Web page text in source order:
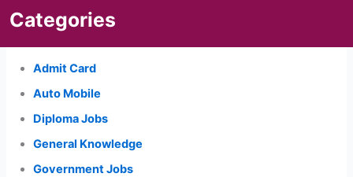
Categories
Admit Card
Auto Mobile
Diploma Jobs
General Knowledge
Government Jobs